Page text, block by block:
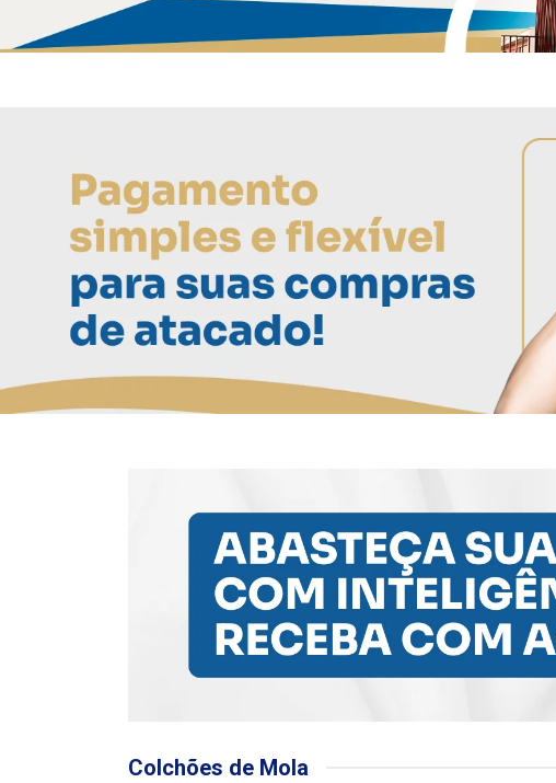
Colchões de Mola